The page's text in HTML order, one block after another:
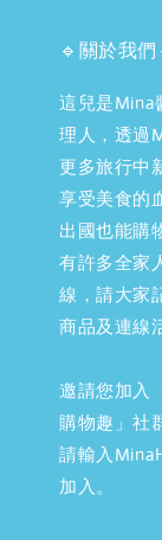
🔹關於我們
這兒是Mina
理人，透過
更多旅行中
享受美食的
出國也能購
有許多全家
線，請大家
商品及連線
邀請您加入
購物趣」社
請輸入
加入。